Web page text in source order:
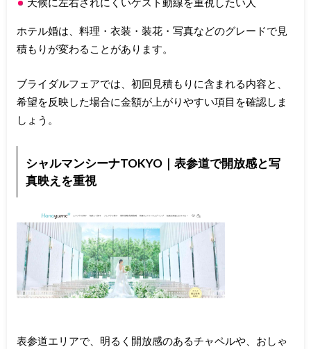
ホテル婚は、料理・衣装・装花・写真などのグレードで見
積もりが変わることがあります。
ブライダルフェアでは、初回見積もりに含まれる内容と、
希望を反映した場合に金額が上がりやすい項目を確認しま
しょう。
シャルマンシーナTOKYO｜表参道で開放感と写
真映えを重視
表参道エリアで、明るく開放感のあるチャペルや、おしゃ